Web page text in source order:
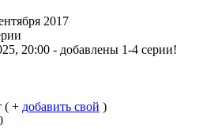
2017
20:00 - добавлены 1-4 серии!
( + добавить свой )